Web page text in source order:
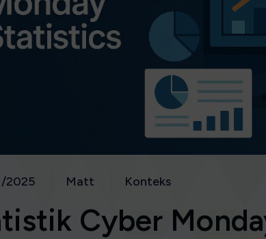
2025 Matt Konteks
Cyber